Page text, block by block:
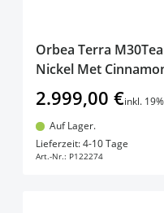
Orbea Terra
Nickel Met
2.999,00 €inkl.
Auf Lager.
Lieferzeit: 4-10 Tage
Art.-Nr.: P122274